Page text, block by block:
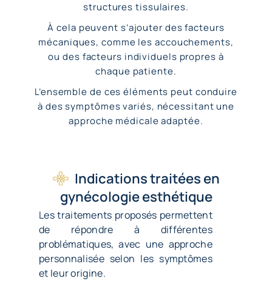
structures tissulaires.
À cela peuvent s’ajouter des facteurs
mécaniques, comme les accouchements,
ou des facteurs individuels propres à
chaque patiente.
L’ensemble de ces éléments peut conduire
à des symptômes variés, nécessitant une
approche médicale adaptée.
Indications traitées en
gynécologie esthétique
Les traitements proposés permettent
de répondre à différentes
problématiques, avec une approche
personnalisée selon les symptômes
et leur origine.